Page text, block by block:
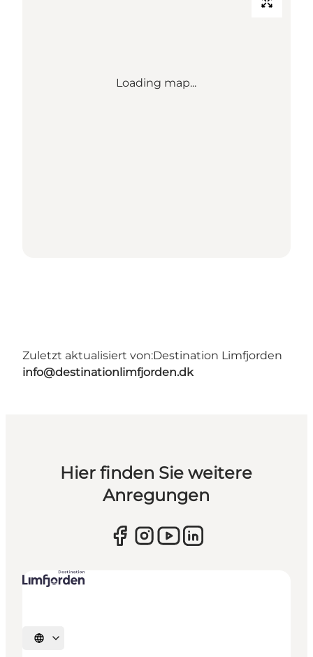
Loading map...
Zuletzt aktualisiert von:Destination Limfjorden
info@destinationlimfjorden.dk
Hier finden Sie weitere
Anregungen
Sprache auswählen